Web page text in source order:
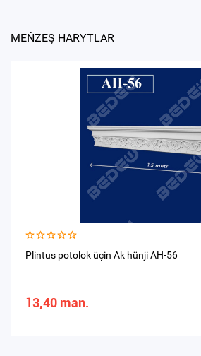
MEŇZEŞ HARYTLAR
Plintus potolok üçin Ak hünji AH-56
13,40 man.